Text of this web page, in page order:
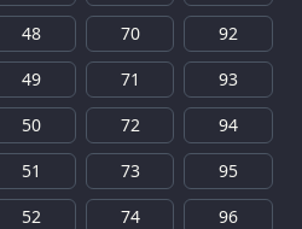
48
49
50
51
52
70
71
72
73
74
92
93
94
95
96